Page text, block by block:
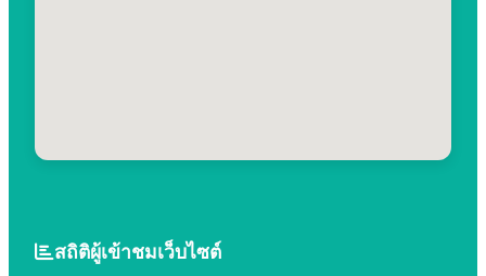
สถิติผู้เข้าชมเว็บไซต์